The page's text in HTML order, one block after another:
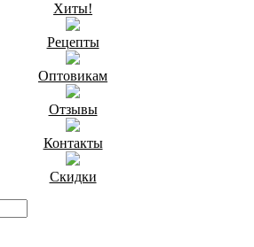
Хиты!
Рецепты
Оптовикам
Отзывы
Контакты
Скидки